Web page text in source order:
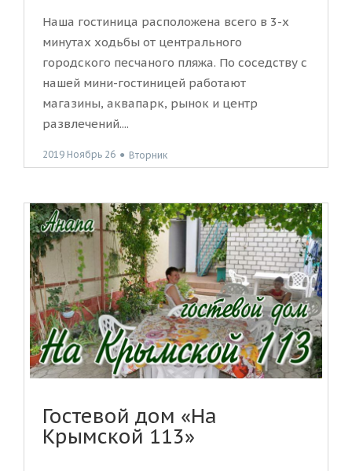
Наша гостиница расположена всего в 3-х
минутах ходьбы от центрального
городского песчаного пляжа. По соседству с
нашей мини-гостиницей работают
магазины, аквапарк, рынок и центр
развлечений....
2019 Ноябрь 26 ● Вторник
Гостевой дом «На
Крымской 113»